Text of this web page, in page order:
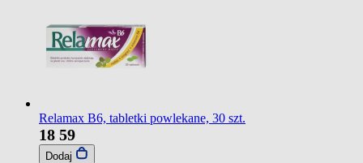
Relamax B6, tabletki powlekane, 30 szt.
18 59
Dodaj